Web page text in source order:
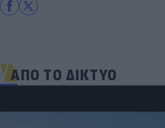
ΑΠΟ ΤΟ ΔΙΚΤΥΟ